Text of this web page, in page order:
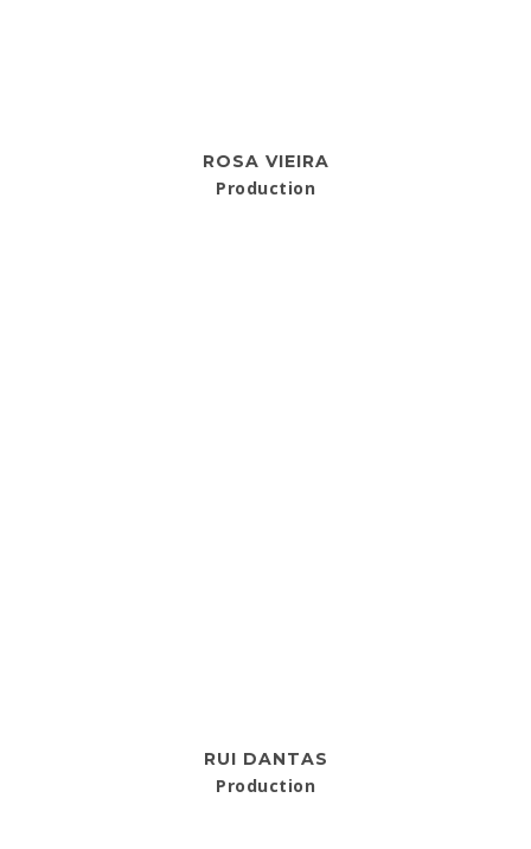
ROSA VIEIRA
Production
RUI DANTAS
Production